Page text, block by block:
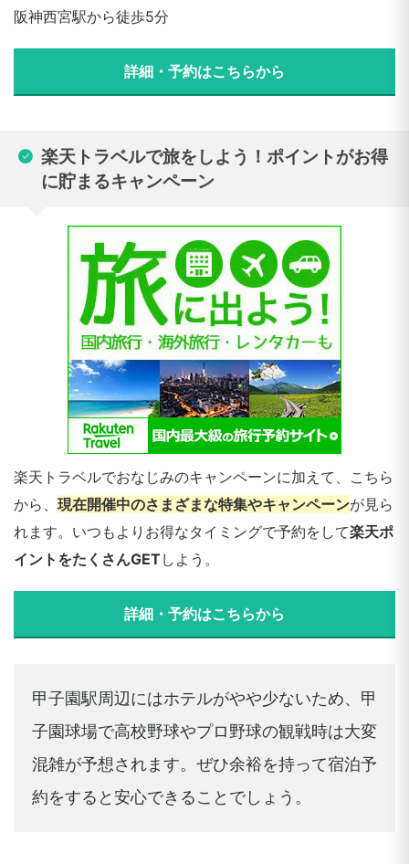
阪神西宮駅から徒歩5分
詳細・予約はこちらから
楽天トラベルで旅をしよう！ポイントがお得
に貯まるキャンペーン
楽天トラベルでおなじみのキャンペーンに加えて、こちら
から、 現在開催中のさまざまな特集やキャンペーンが見ら
れます。いつもよりお得なタイミングで予約をして楽天ポ
イントをたくさんGET しよう。
詳細・予約はこちらから
甲子園駅周辺にはホテルがやや少ないため、甲
子園球場で高校野球やプロ野球の観戦時は大変
混雑が予想されます。ぜひ余裕を持って宿泊予
約をすると安心できることでしょう。